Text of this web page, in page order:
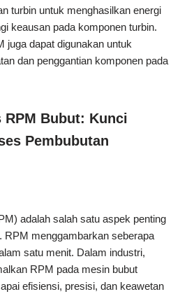
turbin untuk menghasilkan energi
keausan pada komponen turbin.
juga dapat digunakan untuk
dan penggantian komponen pada
RPM Bubut: Kunci
Pembubutan
adalah salah satu aspek penting
RPM menggambarkan seberapa
satu menit. Dalam industri,
RPM pada mesin bubut
efisiensi, presisi, dan keawetan